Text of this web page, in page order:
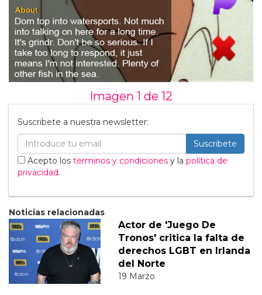
Imagen 1 de 12
Suscribete a nuestra newsletter:
Suscribete
Acepto los terminos y condiciones y la política de
privacidad.
Noticias relacionadas
Actor de 'Juego De
Tronos' critica la falta de
derechos LGBT en Irlanda
del Norte
19 Marzo